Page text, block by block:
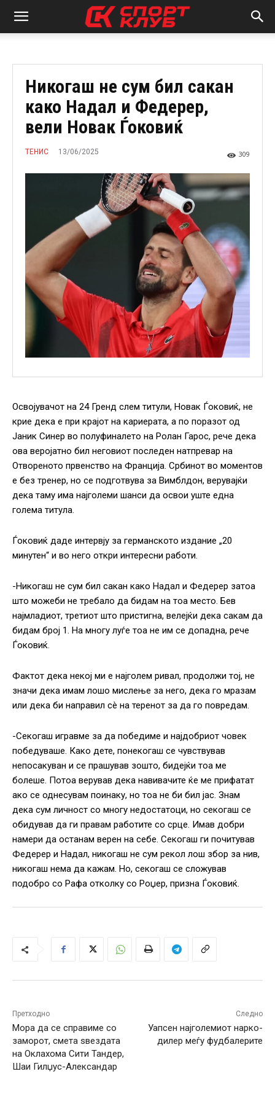
Никогаш не сум бил сакан
како Надал и Федерер,
вели Новак Ѓоковиќ
ТЕНИС 13/06/2025 309
Освојувачот на 24 Гренд слем титули, Новак Ѓоковиќ, не
крие дека е при крајот на кариерата, а по поразот од
Јаник Синер во полуфиналето на Ролан Гарос, рече дека
ова веројатно бил неговиот последен натпревар на
Отвореното првенство на Франција. Србинот во моментов
е без тренер, но се подготвува за Вимблдон, верувајќи
дека таму има најголеми шанси да освои уште една
голема титула.
Ѓоковиќ даде интервју за германското издание „20
минутен“ и во него откри интересни работи.
-Никогаш не сум бил сакан како Надал и Федерер затоа
што можеби не требало да бидам на тоа место. Бев
најмладиот, третиот што пристигна, велејќи дека сакам да
бидам број 1. На многу луѓе тоа не им се допадна, рече
Ѓоковиќ.
Фактот дека некој ми е најголем ривал, продолжи тој, не
значи дека имам лошо мислење за него, дека го мразам
или дека би направил сè на теренот за да го повредам.
-Секогаш игравме за да победиме и најдобриот човек
победуваше. Како дете, понекогаш се чувствував
непосакуван и се прашував зошто, бидејќи тоа ме
болеше. Потоа верував дека навивачите ќе ме прифатат
ако се однесувам поинаку, но тоа не би бил јас. Знам
дека сум личност со многу недостатоци, но секогаш се
обидував да ги правам работите со срце. Имав добри
намери да останам верен на себе. Секогаш ги почитував
Федерер и Надал, никогаш не сум рекол лош збор за нив,
никогаш нема да кажам. Но, секогаш се сложував
подобро со Рафа отколку со Роџер, призна Ѓоковиќ.
Претходно
Мора да се справиме со
заморот, смета ѕвездата
на Оклахома Сити Тандер,
Шаи Гилџус-Александар
Следно
Уапсен најголемиот нарко-
дилер меѓу фудбалерите